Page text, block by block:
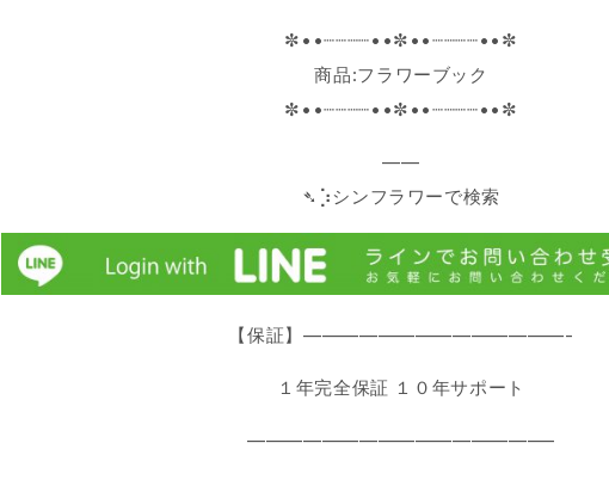
✼••┈┈┈┈••✼••┈┈┈┈••✼
商品:フラワーブック
✼••┈┈┈┈••✼••┈┈┈┈••✼
——
➴⡱シンフラワーで検索
【保証】——————————————-
１年完全保証 １０年サポート
————————————————–